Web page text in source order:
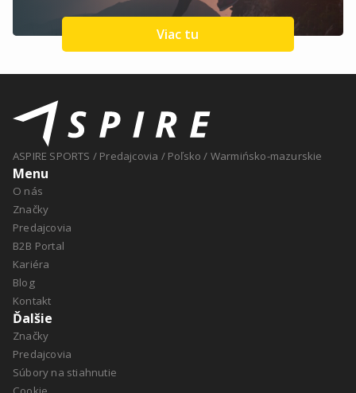
Viac tu
ASPIRE SPORTS / Predajcovia / Poľsko / Warmińsko-mazurskie
Menu
O nás
Značky
Predajcovia
B2B Portal
Kariéra
Blog
Kontakt
Ďalšie
Značky
Predajcovia
Súbory na stiahnutie